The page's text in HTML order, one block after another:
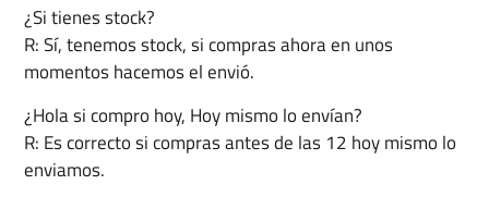
¿Si tienes stock?
R: Sí, tenemos stock, si compras ahora en unos
momentos hacemos el envió.
¿Hola si compro hoy, Hoy mismo lo envían?
R: Es correcto si compras antes de las 12 hoy mismo lo
enviamos.